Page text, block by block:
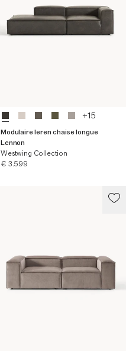
+15
Modulaire leren chaise longue
Lennon
Westwing Collection
Huidige prijs
€ 3.599